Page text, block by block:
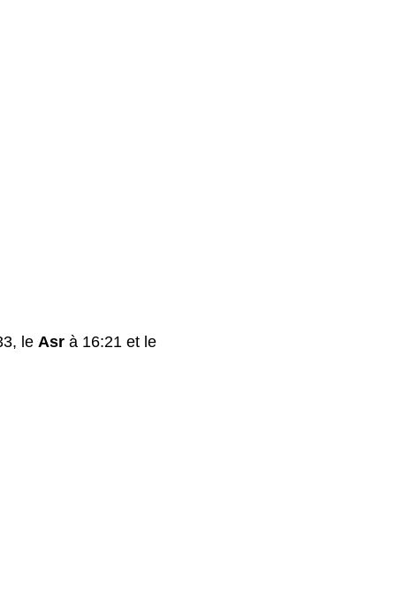
le Asr à 16:21 et le